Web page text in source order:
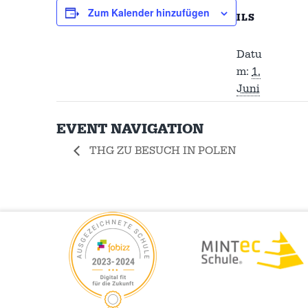
Zum Kalender hinzufügen ILS
Datu
m: 1.
Juni
EVENT NAVIGATION
THG ZU BESUCH IN POLEN